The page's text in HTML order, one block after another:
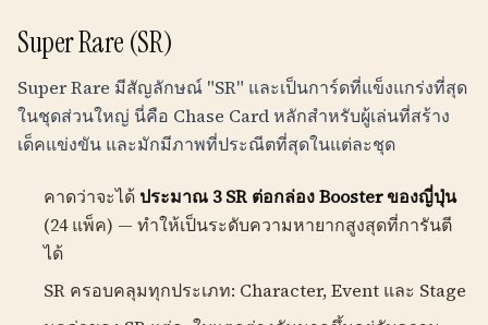
Super Rare (SR)
Super Rare มีสัญลักษณ์ "SR" และเป็นการ์ดที่แข็งแกร่งที่สุด
ในชุดส่วนใหญ่ นี่คือ Chase Card หลักสำหรับผู้เล่นที่สร้าง
เด็คแข่งขัน และมักมีภาพที่ประณีตที่สุดในแต่ละชุด
คาดว่าจะได้ ประมาณ 3 SR ต่อกล่อง Booster ของญี่ปุ่น
(24 แพ็ค) — ทำให้เป็นระดับความหายากสูงสุดที่การันตี
ได้
SR ครอบคลุมทุกประเภท: Character, Event และ Stage